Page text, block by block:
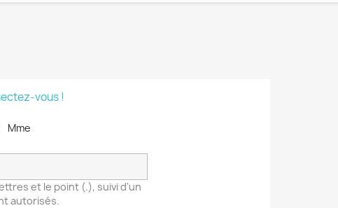
vous !
Mme
et le point (.), suivi d'un
autorisés.